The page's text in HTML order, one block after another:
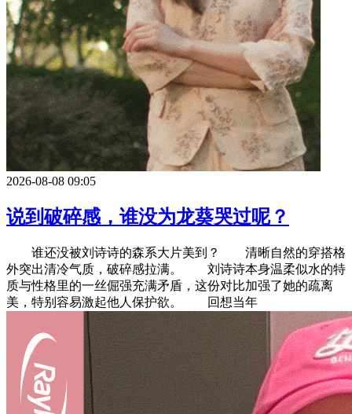
2026-08-08 09:05
说到破碎感，谁没为龙葵哭过呢？
谁还没被刘诗诗的森系大片美到？ 清晰自然的穿搭格
外突出清冷气质，破碎感拉满。 刘诗诗本身温柔似水的特
质与性格里的一丝倔强充满矛盾，这份对比加强了她的疏离
美，特别容易激起他人保护欲。 回想当年